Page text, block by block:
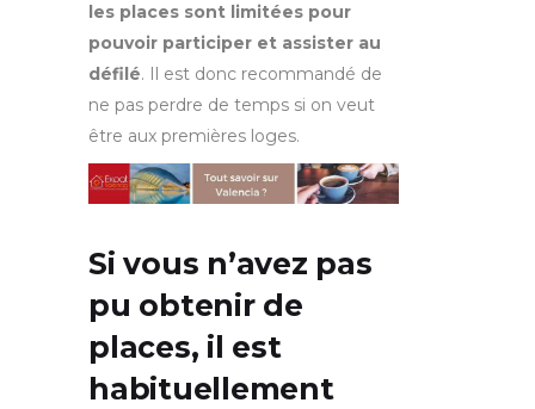
les places sont limitées pour
pouvoir participer et assister au
défilé. Il est donc recommandé de
ne pas perdre de temps si on veut
être aux premières loges.
Si vous n’avez pas
pu obtenir de
places, il est
habituellement